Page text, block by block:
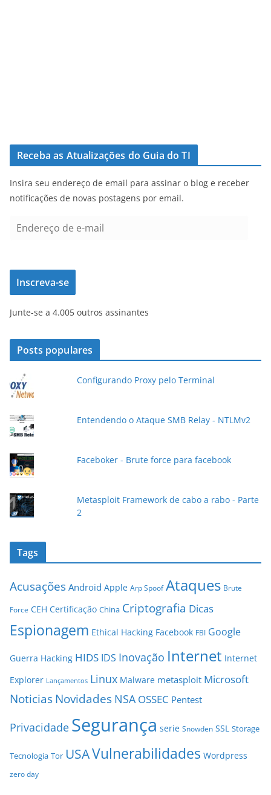
Receba as Atualizações do Guia do TI
Insira seu endereço de email para assinar o blog e receber
notificações de novas postagens por email.
e
e
ç
d
e
-
a
i
Inscreva-se
Junte-se a 4.005 outros assinantes
Posts populares
Configurando Proxy pelo Terminal
Entendendo o Ataque SMB Relay - NTLMv2
Faceboker - Brute force para facebook
Metasploit Framework de cabo a rabo - Parte
2
Tags
Acusações Android Apple Arp Spoof Ataques Brute
Force CEH Certificação China Criptografia Dicas
Espionagem Ethical Hacking Facebook FBI Google
Guerra Hacking HIDS IDS Inovação Internet Internet
Explorer Lançamentos Linux Malware metasploit Microsoft
NoticiasNovidades NSA OSSEC Pentest
Privacidade Segurança serie Snowden SSL Storage
Tecnologia Tor USAVulnerabilidades Wordpress
zero day